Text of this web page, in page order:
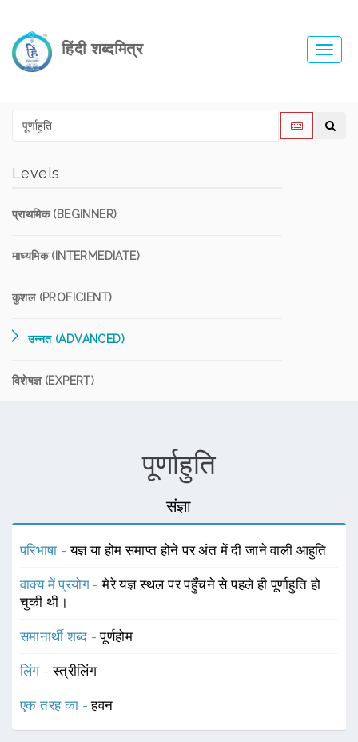
हिंदी शब्दमित्र
Levels
प्राथमिक (BEGINNER)
माध्यमिक (INTERMEDIATE)
कुशल (PROFICIENT)
उन्नत (ADVANCED)
विशेषज्ञ (EXPERT)
पूर्णाहुति
संज्ञा
परिभाषा -यज्ञ या होम समाप्त होने पर अंत में दी जाने वाली आहुति
वाक्य में प्रयोग -मेरे यज्ञ स्थल पर पहुँचने से पहले ही पूर्णाहुति हो
चुकी थी।
समानार्थी शब्द -पूर्णहोम
लिंग -स्त्रीलिंग
एक तरह का -हवन